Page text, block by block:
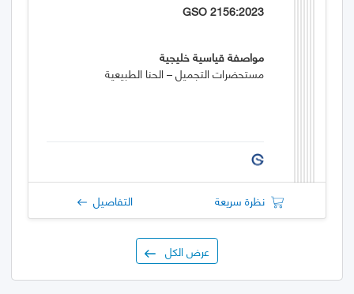
GSO 2156:2023
مواصفة قياسية خليجية
مستحضرات التجميل – الحنا الطبيعية
نظرة سريعة التفاصيل
عرض الكل